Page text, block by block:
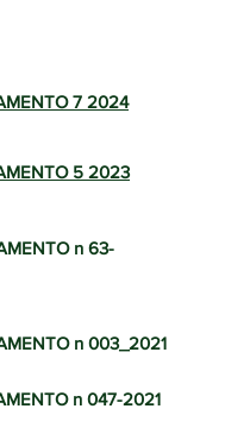
7 2024
5 2023
n 63-
n 003_2021
n 047-2021